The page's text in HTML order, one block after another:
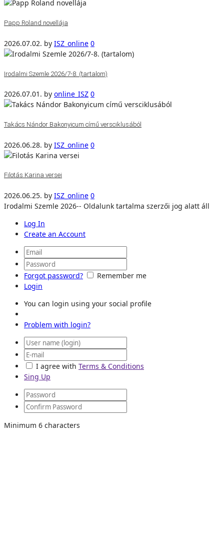
Papp Roland novellája
2026.07.02. by ISZ_online 0
Irodalmi Szemle 2026/7-8. (tartalom)
2026.07.01. by online_ISZ 0
Takács Nándor Bakonyicum című versciklusából
2026.06.28. by ISZ_online 0
Filotás Karina versei
2026.06.25. by ISZ_online 0
Irodalmi Szemle 2026-- Oldalunk tartalma szerzői jog alatt áll
Log In
Create an Account
Forgot password?
Remember me
Login
You can login using your social profile
Problem with login?
I agree with Terms & Conditions
Sing Up
Minimum 6 characters